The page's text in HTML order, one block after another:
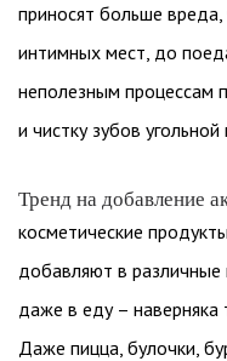
приносят больше
интимных мест, до
неполезным процессам
и чистку зубов угольной
Тренд на добавление
косметические
добавляют в различные
даже в еду –
Даже пицца, булочки,